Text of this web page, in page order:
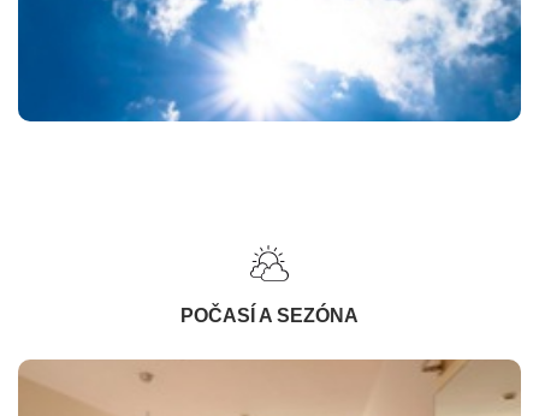
POČASÍ A SEZÓNA